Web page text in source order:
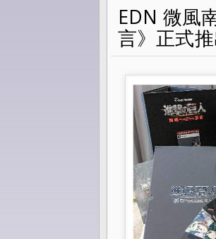
EDN 微風南山「i-
EDN 微風
言》正式